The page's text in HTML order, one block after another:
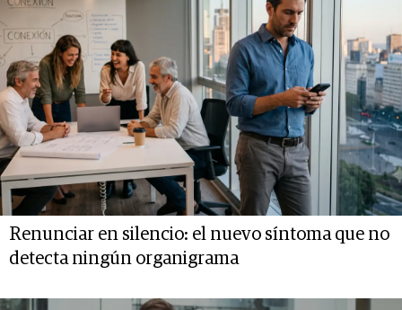
Renunciar en silencio: el nuevo síntoma que no
detecta ningún organigrama